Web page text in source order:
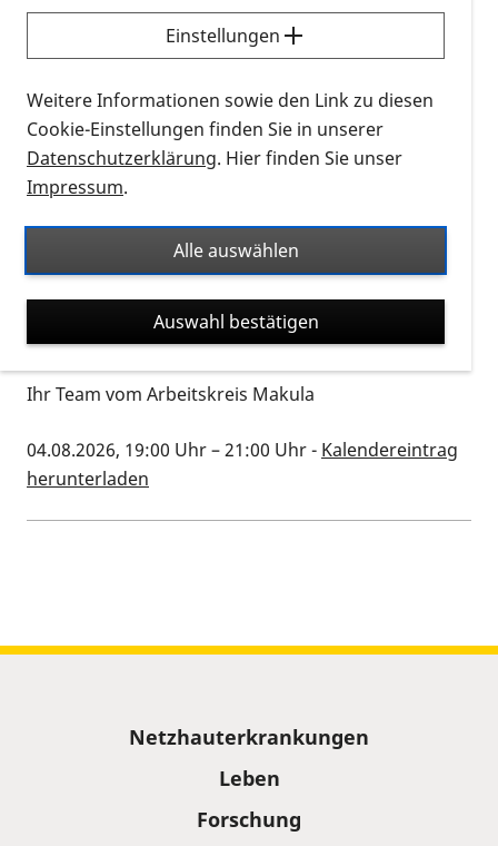
Angabe der Seminarnummer an: AMD-Cafe@pro-
retina.de
Nach Ihrer Anmeldung erhalten Sie zunächst eine
Bestätigungsmail. Die Zugangsdaten für das Zoom-
Meeting erhalten Sie rechtzeitig vor dem
Veranstaltungstermin.
Wir freuen uns auf Ihre Teilnahme und auf einen
regen Austausch
Ihr Team vom Arbeitskreis Makula
04.08.2026, 19:00 Uhr–21:00 Uhr- Kalendereintrag
herunterladen
Netzhauterkrankungen
Leben
Forschung
Einstellungen
Weitere Informationen sowie den Link zu diesen
Cookie-Einstellungen finden Sie in unserer
Datenschutzerklärung. Hier finden Sie unser
Impressum.
Alle auswählen
Auswahl bestätigen